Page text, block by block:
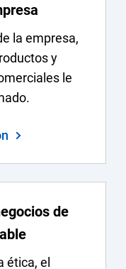
la empresa,
y
le
de
ética, el